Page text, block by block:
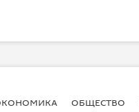
ОБЩЕСТВО